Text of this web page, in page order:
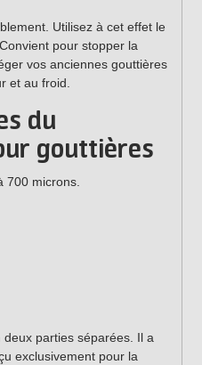
Utilisez à cet effet le
pour stopper la
vos anciennes gouttières
et au froid.
du
gouttières
700 microns.
parties séparées. Il a
exclusivement pour la